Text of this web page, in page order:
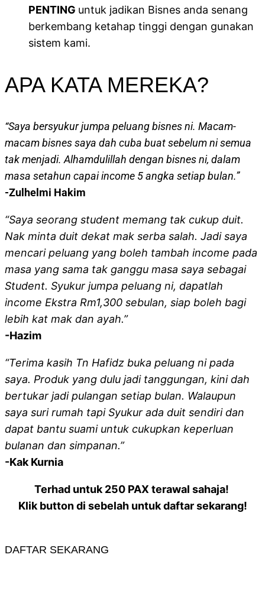
PENTING untuk jadikan Bisnes anda senang
berkembang ketahap tinggi dengan gunakan
sistem kami.
APA KATA MEREKA?
“Saya bersyukur jumpa peluang bisnes ni. Macam-
macam bisnes saya dah cuba buat sebelum ni semua
tak menjadi. Alhamdulillah dengan bisnes ni, dalam
masa setahun capai income 5 angka setiap bulan.”
-Zulhelmi Hakim
“Saya seorang student memang tak cukup duit.
Nak minta duit dekat mak serba salah. Jadi saya
mencari peluang yang boleh tambah income pada
masa yang sama tak ganggu masa saya sebagai
Student. Syukur jumpa peluang ni, dapatlah
income Ekstra Rm1,300 sebulan, siap boleh bagi
lebih kat mak dan ayah.”
-Hazim
“Terima kasih Tn Hafidz buka peluang ni pada
saya. Produk yang dulu jadi tanggungan, kini dah
bertukar jadi pulangan setiap bulan. Walaupun
saya suri rumah tapi Syukur ada duit sendiri dan
dapat bantu suami untuk cukupkan keperluan
bulanan dan simpanan.”
-Kak Kurnia
Terhad untuk 250 PAX terawal sahaja!
Klik button di sebelah untuk daftar sekarang!
DAFTAR SEKARANG